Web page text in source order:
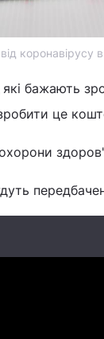
коронавірусу
які бажають
це